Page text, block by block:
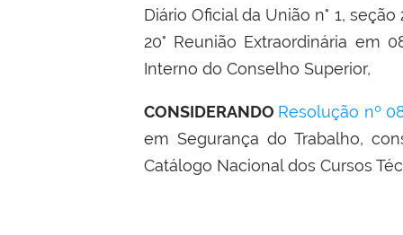
Diário Oficial da União n° 1,
20° Reunião Extraordinária em
Interno do Conselho Superior,
CONSIDERANDO Resolução nº
em Segurança do Trabalho,
Catálogo Nacional dos Cursos